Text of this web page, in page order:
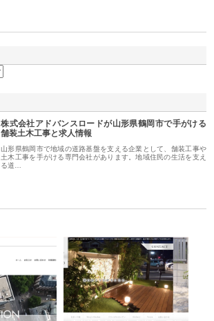
株式会社アドバンスロードが山形県鶴岡市で手がける
舗装土木工事と求人情報
山形県鶴岡市で地域の道路基盤を支える企業として、舗装工事や
土木工事を手がける専門会社があります。地域住民の生活を支え
る道…